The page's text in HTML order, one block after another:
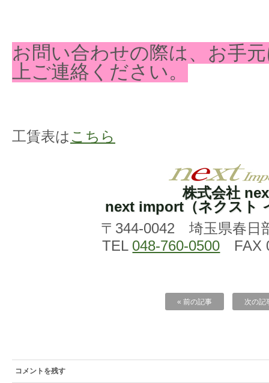
お問い合わせの際は、お手
上ご連絡ください。
工賃表は こちら
株式会社
next import（ネクスト
〒344-0042 埼玉県春日
TEL 048-760-0500 FAX
« 前の記事 次の記
コメントを残す